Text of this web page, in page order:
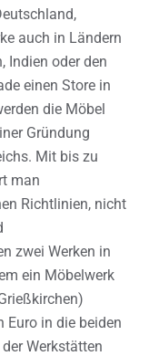
auch in Ländern
Indien oder den
einen Store in
die Möbel
Gründung
Mit bis zu
man
Richtlinien, nicht
zwei Werken in
ein Möbelwerk
in die beiden
Werkstätten